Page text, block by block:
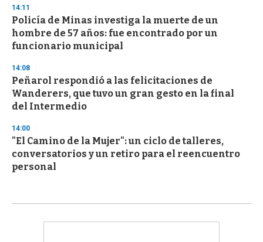
14:11
Policía de Minas investiga la muerte de un
hombre de 57 años: fue encontrado por un
funcionario municipal
14:08
Peñarol respondió a las felicitaciones de
Wanderers, que tuvo un gran gesto en la final
del Intermedio
14:00
"El Camino de la Mujer": un ciclo de talleres,
conversatorios y un retiro para el reencuentro
personal